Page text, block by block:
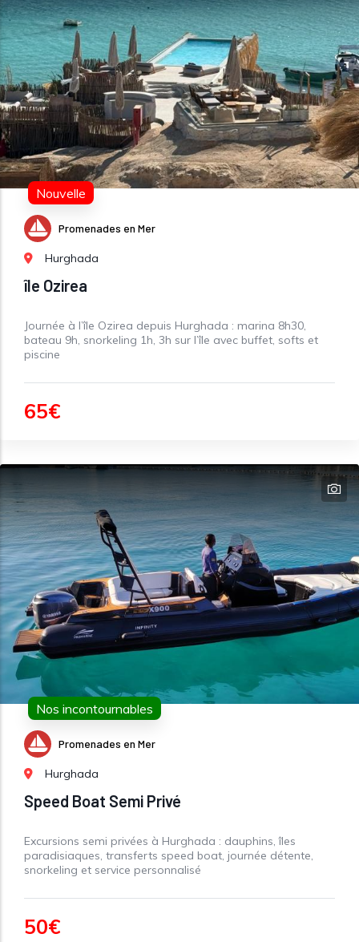
Nouvelle
Promenades en Mer
Hurghada
île Ozirea
Journée à l’île Ozirea depuis Hurghada : marina 8h30,
bateau 9h, snorkeling 1h, 3h sur l’île avec buffet, softs et
piscine
65€
Nos incontournables
Promenades en Mer
Hurghada
Speed Boat Semi Privé
Excursions semi privées à Hurghada : dauphins, îles
paradisiaques, transferts speed boat, journée détente,
snorkeling et service personnalisé
50€